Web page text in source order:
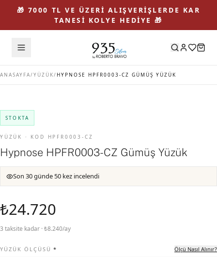
🎁 7000 TL VE ÜZERİ ALIŞVERİŞLERDE KAR
TANESİ KOLYE HEDİYE 🎁
ANASAYFA/YÜZÜK/ HYPNOSE HPFR0003-CZ GÜMÜŞ YÜZÜK
STOKTA
YÜZÜK · KOD HPFR0003-CZ
Hypnose HPFR0003-CZ Gümüş Yüzük
Son 30 günde 50 kez incelendi
₺24.720
3 taksite kadar · ₺8.240/ay
YÜZÜK ÖLÇÜSÜ * Ölçü Nasıl Alınır?